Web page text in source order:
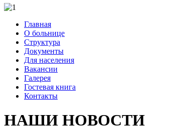
Главная
О больнице
Структура
Документы
Для населения
Вакансии
Галерея
Гостевая книга
Контакты
НАШИ НОВОСТИ